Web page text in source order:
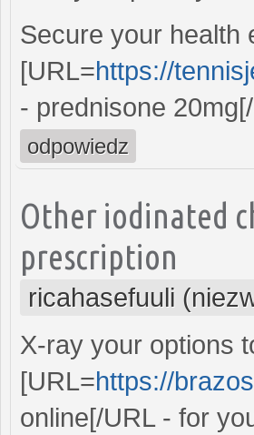
Secure your health
[URL=https://
- prednisone
odpowiedz
Other iodinated
prescription
ricahasefuuli
X-ray your options
[URL=https://
online[/URL - for